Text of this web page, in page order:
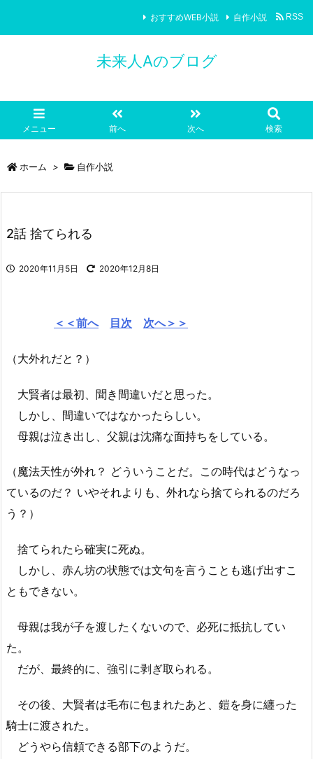
未来人Aのブログ
メニュー 前へ 次へ 検索
おすすめWEB小説 自作小説 RSS
ホーム > 自作小説
2話 捨てられる
2020年11月5日 2020年12月8日
＜＜前へ 目次 次へ＞＞
（大外れだと？）
大賢者は最初、聞き間違いだと思った。
しかし、間違いではなかったらしい。
母親は泣き出し、父親は沈痛な面持ちをしている。
（魔法天性が外れ？ どういうことだ。この時代はどうなっ
ているのだ？ いやそれよりも、外れなら捨てられるのだろ
う？）
捨てられたら確実に死ぬ。
しかし、赤ん坊の状態では文句を言うことも逃げ出すこ
ともできない。
母親は我が子を渡したくないので、必死に抵抗してい
た。
だが、最終的に、強引に剥ぎ取られる。
その後、大賢者は毛布に包まれたあと、鎧を身に纏った
騎士に渡された。
どうやら信頼できる部下のようだ。